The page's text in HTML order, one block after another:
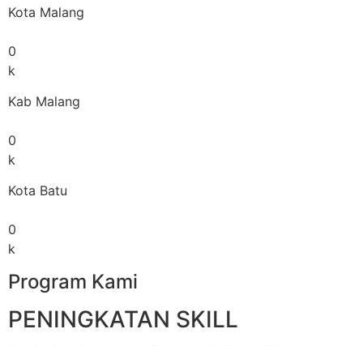
Kota Malang
0
k
Kab Malang
0
k
Kota Batu
0
k
Program Kami
PENINGKATAN SKILL